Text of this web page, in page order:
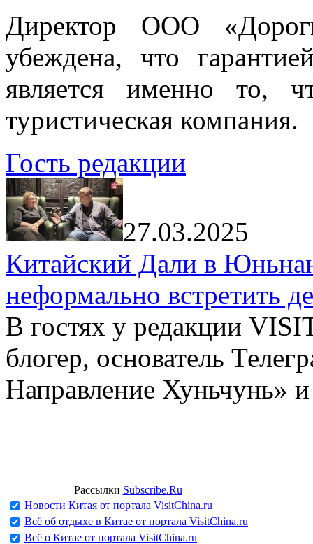
Директор ООО
убеждена, что
является именно то,
туристическая компания.
Гость редакции
27.03.2025
Китайский Дали в
неформально встретить
В гостях у редакции
блогер, основатель
Направление Хуньчунь»
Рассылки Subscribe.Ru
Новости Китая от портала VisitChina.ru
Всё об отдыхе в Китае от портала VisitChina.ru
Всё о Китае от портала VisitChina.ru